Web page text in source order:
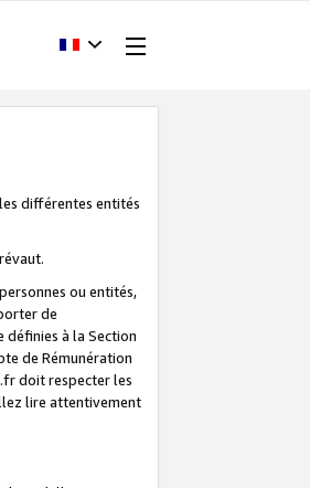
différentes entités
ou entités,
de
définies à la Section
de Rémunération
doit respecter les
lire attentivement